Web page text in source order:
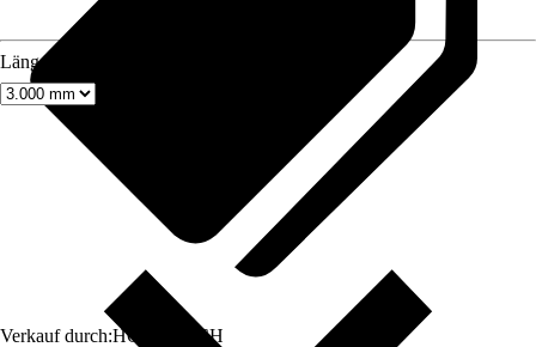
Verkauf durch:HORNBACH
Länge